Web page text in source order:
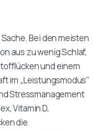
Bei den meisten
aus zu wenig Schlaf,
und einem
im „Leistungsmodus"
Stressmanagement
Vitamin D,
die